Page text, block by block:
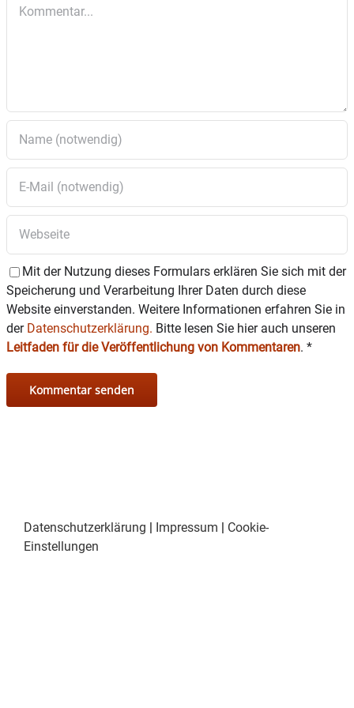
Mit der Nutzung dieses Formulars erklären Sie sich mit der
Speicherung und Verarbeitung Ihrer Daten durch diese
Website einverstanden. Weitere Informationen erfahren Sie in
der Datenschutzerklärung. Bitte lesen Sie hier auch unseren
Leitfaden für die Veröffentlichung von Kommentaren. *
Datenschutzerklärung | Impressum | Cookie-
Einstellungen